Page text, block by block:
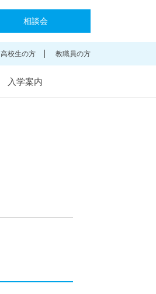
相談会
高校生の方 教職員の方
入学案内